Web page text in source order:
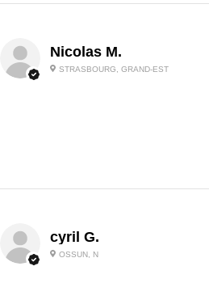
Nicolas M.
STRASBOURG, GRAND-EST
cyril G.
OSSUN, N